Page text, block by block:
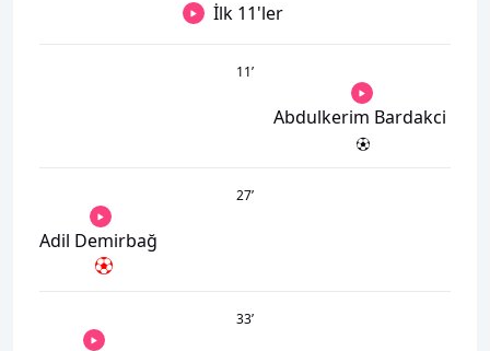
İlk 11'ler
11’
Abdulkerim Bardakci
27’
Adil Demirbağ
33’